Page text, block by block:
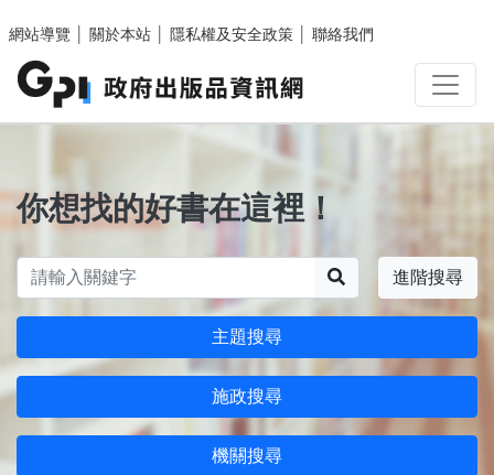
網站導覽
關於本站 隱私權及安全政策 聯絡我們
你想找的好書在這裡！
進階搜尋
主題搜尋
施政搜尋
機關搜尋